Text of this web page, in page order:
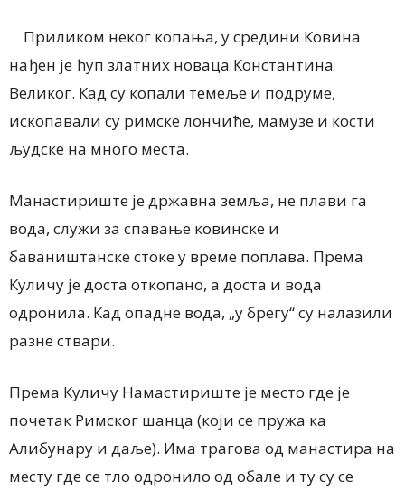
Приликом неког копања, у средини Ковина
нађен је ћуп златних новаца Константина
Великог. Кад су копали темеље и подруме,
ископавали су римске лончиће, мамузе и кости
људске на много места.
Манастириште је државна земља, не плави га
вода, служи за спавање ковинске и
баваништанске стоке у време поплава. Према
Куличу је доста откопано, а доста и вода
одронила. Кад опадне вода, „у брегу“ су налазили
разне ствари.
Према Куличу Намастириште је место где је
почетак Римског шанца (који се пружа ка
Алибунару и даље). Има трагова од манастира на
месту где се тло одронило од обале и ту су се